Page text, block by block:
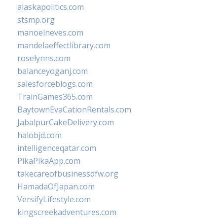
alaskapolitics.com
stsmp.org
manoelneves.com
mandelaeffectlibrary.com
roselynns.com
balanceyoganj.com
salesforceblogs.com
TrainGames365.com
BaytownEvaCationRentals.com
JabalpurCakeDelivery.com
halobjd.com
intelligenceqatar.com
PikaPikaApp.com
takecareofbusinessdfw.org
HamadaOfJapan.com
VersifyLifestyle.com
kingscreekadventures.com